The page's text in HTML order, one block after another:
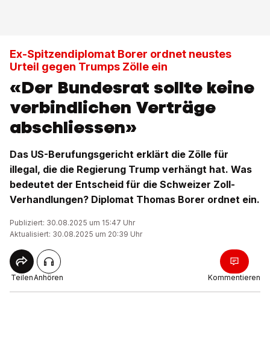
Ex-Spitzendiplomat Borer ordnet neustes
Urteil gegen Trumps Zölle ein
«Der Bundesrat sollte keine
verbindlichen Verträge
abschliessen»
Das US-Berufungsgericht erklärt die Zölle für
illegal, die die Regierung Trump verhängt hat. Was
bedeutet der Entscheid für die Schweizer Zoll-
Verhandlungen? Diplomat Thomas Borer ordnet ein.
Publiziert: 30.08.2025 um 15:47 Uhr
Aktualisiert: 30.08.2025 um 20:39 Uhr
TeilenAnhören Kommentieren